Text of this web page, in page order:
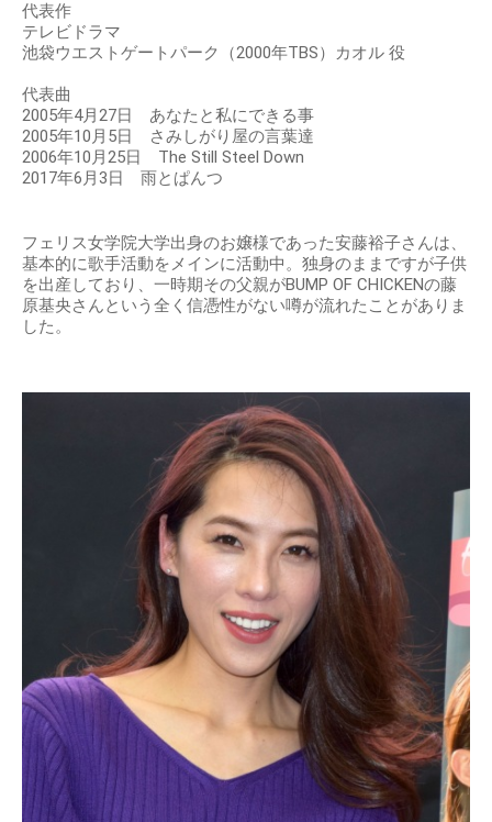
代表作
テレビドラマ
池袋ウエストゲートパーク（2000年TBS）カオル 役
代表曲
2005年4月27日 あなたと私にできる事
2005年10月5日 さみしがり屋の言葉達
2006年10月25日 The Still Steel Down
2017年6月3日 雨とぱんつ
フェリス女学院大学出身のお嬢様であった安藤裕子さんは、
基本的に歌手活動をメインに活動中。独身のままですが子供
を出産しており、一時期その父親がBUMP OF CHICKENの藤
原基央さんという全く信憑性がない噂が流れたことがありま
した。